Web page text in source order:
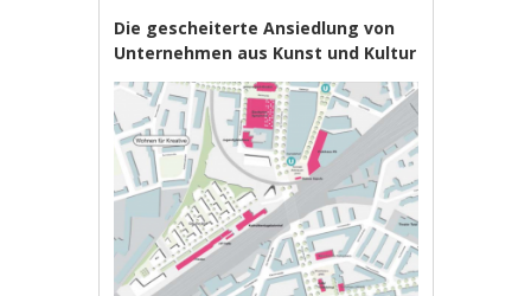
Die gescheiterte Ansiedlung von
Unternehmen aus Kunst und Kultur